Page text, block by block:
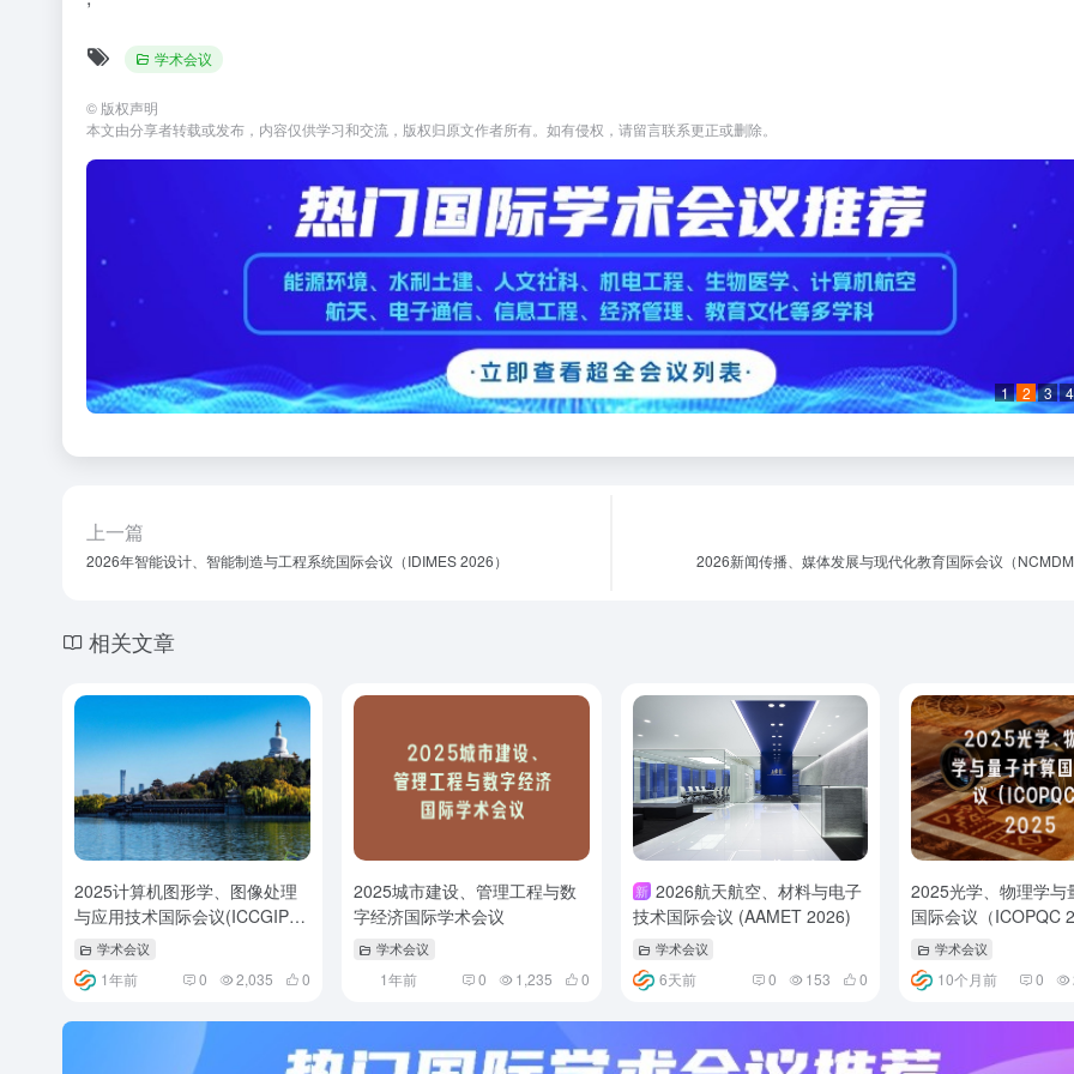
学术会议
© 版权声明
本文由分享者转载或发布，内容仅供学习和交流，版权归原文作者所有。如有侵权，请留言联系更正或删除。
1 2 3 4
上一篇
2026年智能设计、智能制造与工程系统国际会议（IDIMES 2026） 2026新闻传播、媒体发展与现代化教育国际会议（
相关文章
2025计算机图形学、图像处理
与应用技术国际会议(ICCGIPAT
2025)
学术会议
1年前 0 2,035 0
2025城市建设、管理工程与数
字经济国际学术会议
学术会议
1年前 0 1,235 0
新 2026航天航空、材料与电子
技术国际会议 (AAMET 2026)
学术会议
6天前 0 153 0
2025光学、物理学与
国际会议（ICOPQC
学术会议
10个月前 0